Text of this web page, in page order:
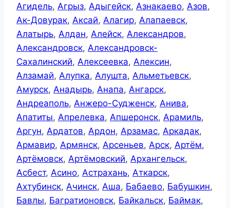
Агидель, Агрыз, Адыгейск, Азнакаево, Азов,
Ак-Довурак, Аксай, Алагир, Алапаевск,
Алатырь, Алдан, Алейск, Александров,
Александровск, Александровск-
Сахалинский, Алексеевка, Алексин,
Алзамай, Алупка, Алушта, Альметьевск,
Амурск, Анадырь, Анапа, Ангарск,
Андреаполь, Анжеро-Судженск, Анива,
Апатиты, Апрелевка, Апшеронск, Арамиль,
Аргун, Ардатов, Ардон, Арзамас, Аркадак,
Армавир, Армянск, Арсеньев, Арск, Артём,
Артёмовск, Артёмовский, Архангельск,
Асбест, Асино, Астрахань, Аткарск,
Ахтубинск, Ачинск, Аша, Бабаево, Бабушкин,
Бавлы, Багратионовск, Байкальск, Баймак,